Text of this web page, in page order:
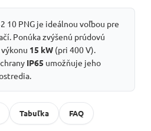
10 PNG je ideálnou voľbou pre
Ponúka zvýšenú prúdovú
15 kW (pri 400 V).
IP65 umožňuje jeho
Tabuľka FAQ